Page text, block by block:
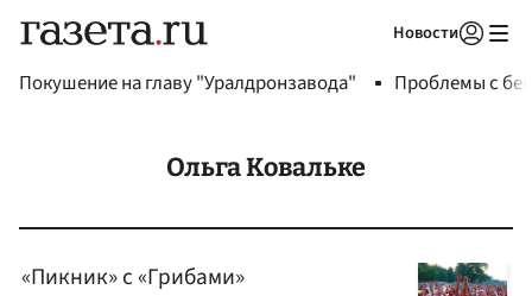
Новости
Покушение на главу "Уралдронзавода" Проблемы с
Ольга Ковальке
«Пикник» с «Грибами»